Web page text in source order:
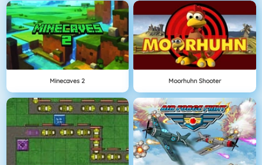
Minecaves 2 Moorhuhn Shooter